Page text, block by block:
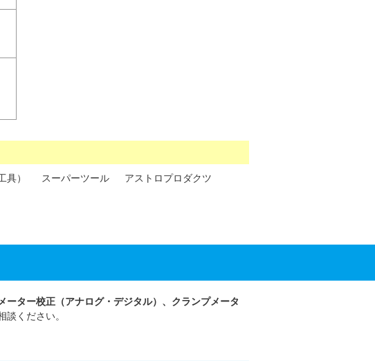
具） スーパーツール アストロプロダクツ
ーター校正（アナログ・デジタル）、クランプメータ
談ください。